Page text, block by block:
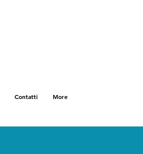
Contatti More